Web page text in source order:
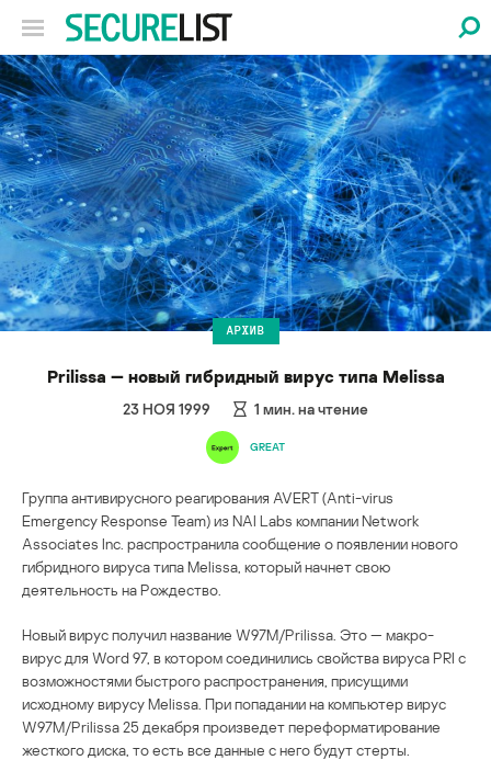
АРХИВ
Prilissa — новый гибридный вирус типа Melissa
23 НОЯ 1999 1 мин. на чтение
GREAT
Группа антивирусного реагирования AVERT (Anti-virus
Emergency Response Team) из NAI Labs компании Network
Associates Inc. распространила сообщение о появлении нового
гибридного вируса типа Melissa, который начнет свою
деятельность на Рождество.
Новый вирус получил название W97M/Prilissa. Это — макро-
вирус для Word 97, в котором соединились свойства вируса PRI с
возможностями быстрого распространения, присущими
исходному вирусу Melissa. При попадании на компьютер вирус
W97M/Prilissa 25 декабря произведет переформатирование
жесткого диска, то есть все данные с него будут стерты.